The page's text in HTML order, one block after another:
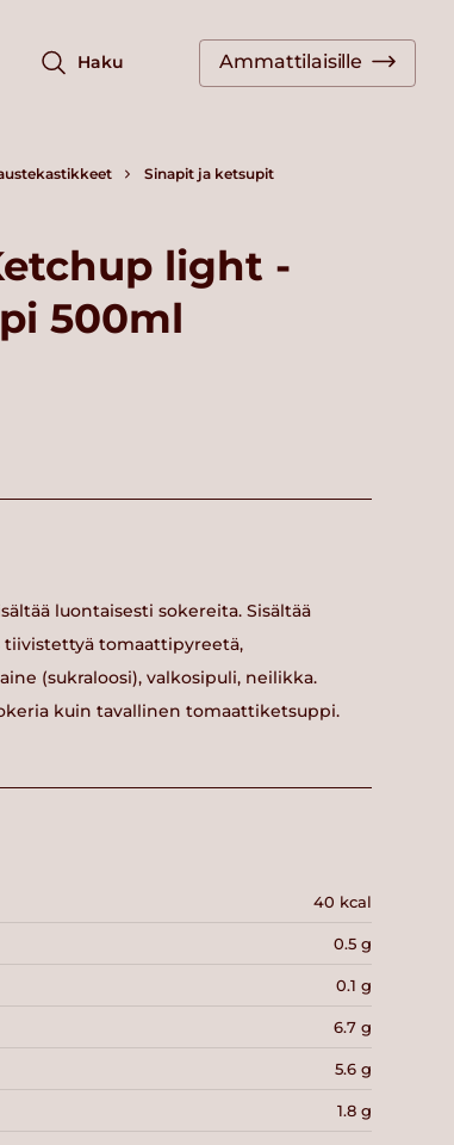
Haku Ammattilaisille
Sinapit ja ketsupit
light -
500ml
luontaisesti sokereita. Sisältää
tiivistettyä tomaattipyreetä,
(sukraloosi), valkosipuli, neilikka.
kuin tavallinen tomaattiketsuppi.
40 kcal
0.5 g
0.1 g
6.7 g
5.6 g
1.8 g